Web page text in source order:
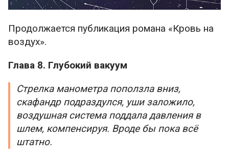
Продолжается публикация романа «Кровь на
воздух».
Глава 8. Глубокий вакуум
Стрелка манометра поползла вниз,
скафандр подраздулся, уши заложило,
воздушная система поддала давления в
шлем, компенсируя. Вроде бы пока всё
штатно.